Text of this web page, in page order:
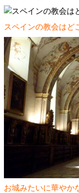
スペインの教会はど
お城みたいに華やか